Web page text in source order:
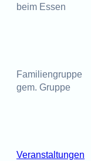
beim Essen
gem. Gruppe
Veranstaltungen